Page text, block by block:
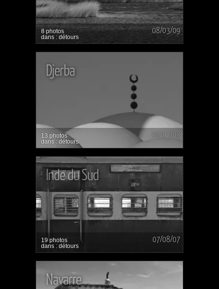
08/03/09
8 photos
dans : détours
Djerba
08/03/08
13 photos
dans : détours
Inde du Sud
07/08/07
19 photos
dans : détours
Navarre